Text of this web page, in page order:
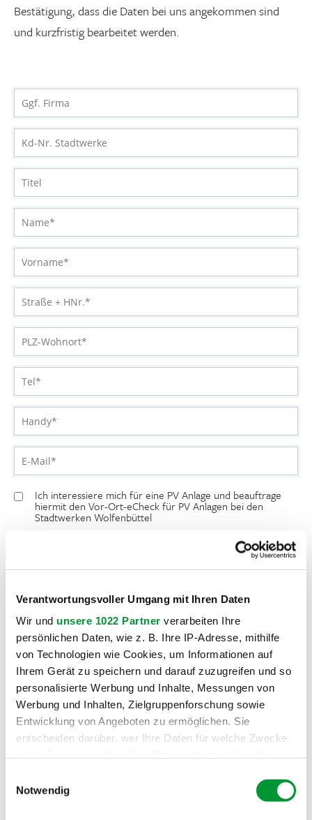
Verantwortungsvoller Umgang mit Ihren Daten
Wir und unsere 1022 Partner verarbeiten Ihre
persönlichen Daten, wie z. B. Ihre IP-Adresse, mithilfe
von Technologien wie Cookies, um Informationen auf
Ihrem Gerät zu speichern und darauf zuzugreifen und so
personalisierte Werbung und Inhalte, Messungen von
Werbung und Inhalten, Zielgruppenforschung sowie
Entwicklung von Angeboten zu ermöglichen. Sie
entscheiden darüber, wer Ihre Daten für welche Zwecke
Trigger Symbol ändern oder widerrufen
Notwendig
Bestätigung, dass die Daten bei uns angekommen sind
und kurzfristig bearbeitet werden.
Kd-Nr. Stadtwerke
Titel
Name*
Vorname**
Straße + HNr.*
PLZ-Wohnort*
Tel*
Handy*
E-Mail**
Ich interessiere mich für eine PV Anlage und beauftrage
hiermit den Vor-Ort-eCheck für PV Anlagen bei den
Stadtwerken Wolfenbüttel
Zusätzlich interessiere ich mich für
... eine Speichereinheit für maximale Autarkie
.. eine Wallbox für meine zukünftige E-Mobilität
.. eine Wärmepumpe zum Heizen mit erneuerbaren
Energien
Ihre Nachricht
Ihre Nachricht